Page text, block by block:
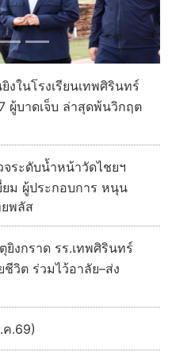
งในโรงเรียนเทพศิรินทร์
ผู้บาดเจ็บ ล่าสุดพ้นวิกฤต
ระดับน้ำหน้าวัดไชยฯ
ม ผู้ประกอบการ หนุน
ยพลัส
ยิงกราด รร.เทพศิรินทร์
วิต ร่วมไว้อาลัย–ส่ง
ค.69)